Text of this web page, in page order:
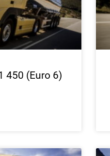
450 (Euro 6)